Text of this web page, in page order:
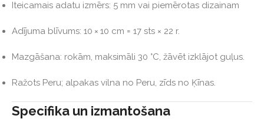
Iteicamais adatu izmērs: 5 mm vai piemērotas dizainam
Adījuma blīvums: 10 × 10 cm = 17 sts × 22 r.
Mazgāšana: rokām, maksimāli 30 °C, žāvēt izklājot guļus.
Ražots Peru; alpakas vilna no Peru, zīds no Ķīnas.
Specifika un izmantošana